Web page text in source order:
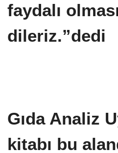
faydalı
dileriz.”dedi
Gıda Analiz
kitabı bu